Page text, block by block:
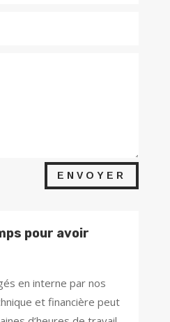
ENVOYER
pour avoir
en interne par nos
et financière peut